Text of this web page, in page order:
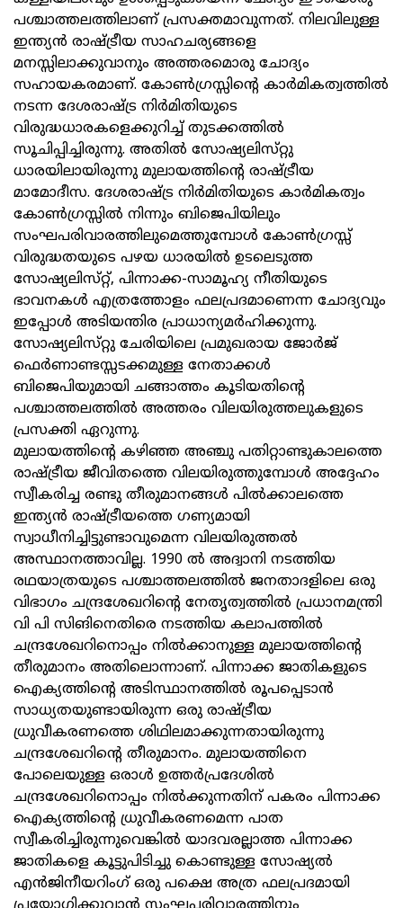
പശ്ചാത്തലത്തിലാണ്‌ പ്രസക്തമാവുന്നത്‌. നിലവിലുള്ള
ഇന്ത്യന്‍ രാഷ്ട്രീയ സാഹചര്യങ്ങളെ
മനസ്സിലാക്കുവാനും അത്തരമൊരു ചോദ്യം
സഹായകരമാണ്‌. കോണ്‍ഗ്രസ്സിന്റെ കാര്‍മികത്വത്തില്‍
നടന്ന ദേശരാഷ്ട്ര നിര്‍മിതിയുടെ
വിരുദ്ധധാരകളെക്കുറിച്ച്‌ തുടക്കത്തില്‍
സൂചിപ്പിച്ചിരുന്നു. അതില്‍ സോഷ്യലിസ്‌റ്റു
ധാരയിലായിരുന്നു മുലായത്തിന്റെ രാഷ്ട്രീയ
മാമോദീസ. ദേശരാഷ്ട്ര നിര്‍മിതിയുടെ കാര്‍മികത്വം
കോണ്‍ഗ്രസ്സില്‍ നിന്നും ബിജെപിയിലും
സംഘപരിവാരത്തിലുമെത്തുമ്പോള്‍ കോണ്‍ഗ്രസ്സ്‌
വിരുദ്ധതയുടെ പഴയ ധാരയില്‍ ഉടലെടുത്ത
സോഷ്യലിസ്‌റ്റ്‌, പിന്നാക്ക-സാമൂഹ്യ നീതിയുടെ
ഭാവനകള്‍ എത്രത്തോളം ഫലപ്രദമാണെന്ന ചോദ്യവും
ഇപ്പോള്‍ അടിയന്തിര പ്രാധാന്യമര്‍ഹിക്കുന്നു.
സോഷ്യലിസ്‌റ്റു ചേരിയിലെ പ്രമുഖരായ ജോര്‍ജ്‌
ഫെര്‍ണാണ്ടസ്സടക്കമുള്ള നേതാക്കള്‍
ബിജെപിയുമായി ചങ്ങാത്തം കൂടിയതിന്റെ
പശ്ചാത്തലത്തില്‍ അത്തരം വിലയിരുത്തലുകളുടെ
പ്രസക്തി ഏറുന്നു.
മുലായത്തിന്റെ കഴിഞ്ഞ അഞ്ചു പതിറ്റാണ്ടുകാലത്തെ
രാഷ്ട്രീയ ജീവിതത്തെ വിലയിരുത്തുമ്പോള്‍ അദ്ദേഹം
സ്വീകരിച്ച രണ്ടു തീരുമാനങ്ങള്‍ പില്‍ക്കാലത്തെ
ഇന്ത്യന്‍ രാഷ്ട്രീയത്തെ ഗണ്യമായി
സ്വാധീനിച്ചിട്ടുണ്ടാവുമെന്ന വിലയിരുത്തല്‍
അസ്ഥാനത്താവില്ല. 1990 ല്‍ അദ്വാനി നടത്തിയ
രഥയാത്രയുടെ പശ്ചാത്തലത്തില്‍ ജനതാദളിലെ ഒരു
വിഭാഗം ചന്ദ്രശേഖറിന്റെ നേതൃത്വത്തില്‍ പ്രധാനമന്ത്രി
വി പി സിങിനെതിരെ നടത്തിയ കലാപത്തില്‍
ചന്ദ്രശേഖറിനൊപ്പം നില്‍ക്കാനുള്ള മുലായത്തിന്റെ
തീരുമാനം അതിലൊന്നാണ്‌. പിന്നാക്ക ജാതികളുടെ
ഐക്യത്തിന്റെ അടിസ്ഥാനത്തില്‍ രൂപപ്പെടാന്‍
സാധ്യതയുണ്ടായിരുന്ന ഒരു രാഷ്ട്രീയ
ധ്രുവീകരണത്തെ ശിഥിലമാക്കുന്നതായിരുന്നു
ചന്ദ്രശേഖറിന്റെ തീരുമാനം. മുലായത്തിനെ
പോലെയുള്ള ഒരാള്‍ ഉത്തര്‍പ്രദേശില്‍
ചന്ദ്രശേഖറിനൊപ്പം നില്‍ക്കുന്നതിന്‌ പകരം പിന്നാക്ക
ഐക്യത്തിന്റെ ധ്രുവീകരണമെന്ന പാത
സ്വീകരിച്ചിരുന്നുവെങ്കില്‍ യാദവരല്ലാത്ത പിന്നാക്ക
ജാതികളെ കൂട്ടുപിടിച്ചു കൊണ്ടുള്ള സോഷ്യല്‍
എന്‍ജിനീയറിംഗ്‌ ഒരു പക്ഷെ അത്ര ഫലപ്രദമായി